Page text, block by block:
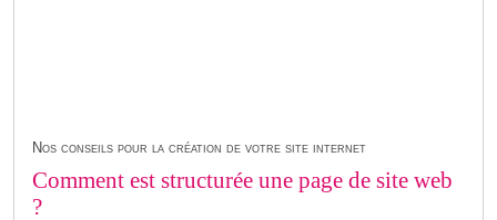
Nos conseils pour la création de votre site internet
Comment est structurée une page de site web
?